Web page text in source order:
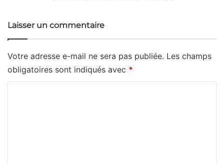
Laisser un commentaire
Votre adresse e-mail ne sera pas publiée. Les champs
obligatoires sont indiqués avec *